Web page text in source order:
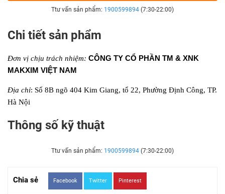
Ttư vấn sản phẩm: 1900599894 (7:30-22:00)
Chi tiết sản phẩm
Đơn vị chịu trách nhiệm: CÔNG TY CỔ PHẦN TM & XNK
MAKXIM VIỆT NAM
Địa chỉ: Số 8B ngõ 404 Kim Giang, tổ 22, Phường Định Công, TP.
Hà Nội
Thông số kỹ thuật
Ttư vấn sản phẩm: 1900599894 (7:30-22:00)
Chia sẻ Facebook Twitter Pinterest